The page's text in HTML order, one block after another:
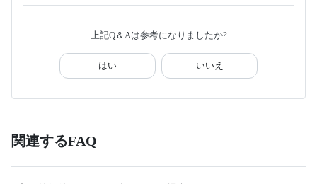
上記Q＆Aは参考になりましたか?
はい いいえ
関連するFAQ